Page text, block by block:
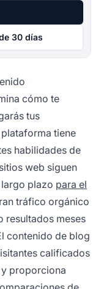
30 días
cómo te
tus
tiene
habilidades de
web siguen
plazo para el
tráfico orgánico
resultados meses
contenido de blog
calificados
proporciona